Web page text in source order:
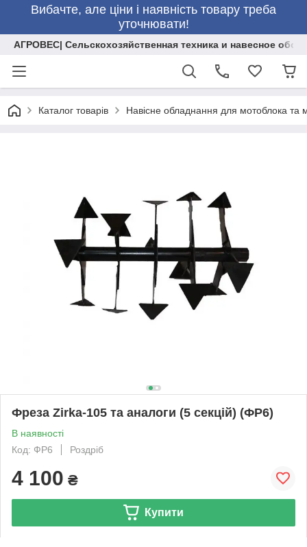
Вибачте, але ціни і наявність товару треба
уточнювати!
АГРОВЕС| Сельскохозяйственная техника и навесное
Каталог товарів Навісне обладнання для мотоблока та
Фреза Zirka-105 та аналоги (5 секцій) (ФР6)
В наявності
Код: ФР6
Роздріб
4 100 ₴
Купити